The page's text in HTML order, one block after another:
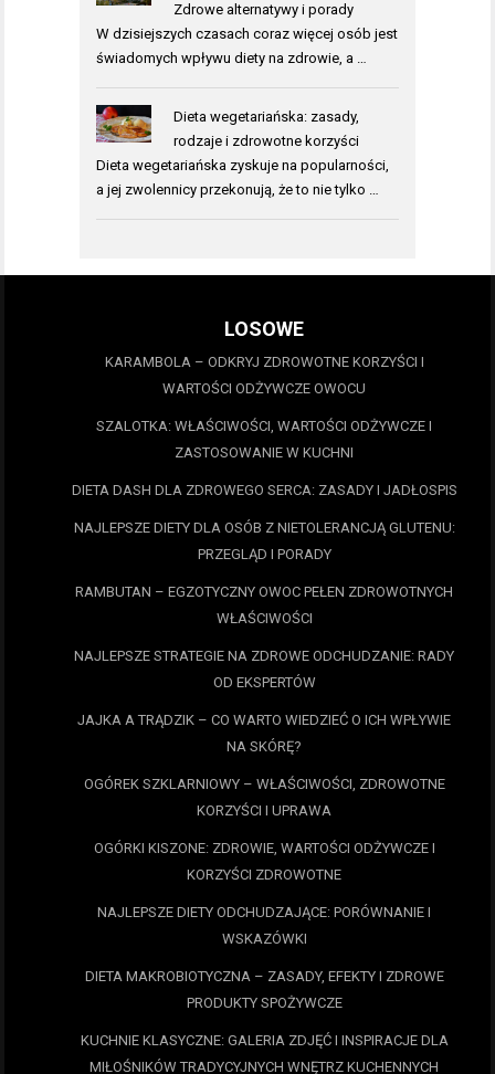
Zdrowe alternatywy i porady
W dzisiejszych czasach coraz więcej osób jest
świadomych wpływu diety na zdrowie, a …
Dieta wegetariańska: zasady,
rodzaje i zdrowotne korzyści
Dieta wegetariańska zyskuje na popularności,
a jej zwolennicy przekonują, że to nie tylko …
LOSOWE
KARAMBOLA – ODKRYJ ZDROWOTNE KORZYŚCI I
WARTOŚCI ODŻYWCZE OWOCU
SZALOTKA: WŁAŚCIWOŚCI, WARTOŚCI ODŻYWCZE I
ZASTOSOWANIE W KUCHNI
DIETA DASH DLA ZDROWEGO SERCA: ZASADY I JADŁOSPIS
NAJLEPSZE DIETY DLA OSÓB Z NIETOLERANCJĄ GLUTENU:
PRZEGLĄD I PORADY
RAMBUTAN – EGZOTYCZNY OWOC PEŁEN ZDROWOTNYCH
WŁAŚCIWOŚCI
NAJLEPSZE STRATEGIE NA ZDROWE ODCHUDZANIE: RADY
OD EKSPERTÓW
JAJKA A TRĄDZIK – CO WARTO WIEDZIEĆ O ICH WPŁYWIE
NA SKÓRĘ?
OGÓREK SZKLARNIOWY – WŁAŚCIWOŚCI, ZDROWOTNE
KORZYŚCI I UPRAWA
OGÓRKI KISZONE: ZDROWIE, WARTOŚCI ODŻYWCZE I
KORZYŚCI ZDROWOTNE
NAJLEPSZE DIETY ODCHUDZAJĄCE: PORÓWNANIE I
WSKAZÓWKI
DIETA MAKROBIOTYCZNA – ZASADY, EFEKTY I ZDROWE
PRODUKTY SPOŻYWCZE
KUCHNIE KLASYCZNE: GALERIA ZDJĘĆ I INSPIRACJE DLA
MIŁOŚNIKÓW TRADYCYJNYCH WNĘTRZ KUCHENNYCH